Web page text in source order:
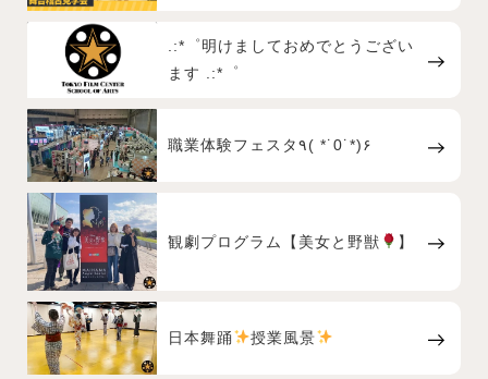
.:*゜明けましておめでとうござい
ます .:*゜
職業体験フェスタ٩( *˙0˙*)۶
観劇プログラム【美女と野獣 】
日本舞踊 授業風景